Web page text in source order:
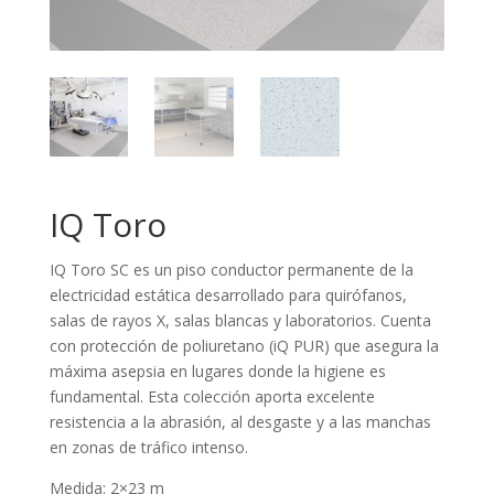
IQ Toro
IQ Toro SC es un piso conductor permanente de la
electricidad estática desarrollado para quirófanos,
salas de rayos X, salas blancas y laboratorios. Cuenta
con protección de poliuretano (iQ PUR) que asegura la
máxima asepsia en lugares donde la higiene es
fundamental. Esta colección aporta excelente
resistencia a la abrasión, al desgaste y a las manchas
en zonas de tráfico intenso.
Medida: 2×23 m